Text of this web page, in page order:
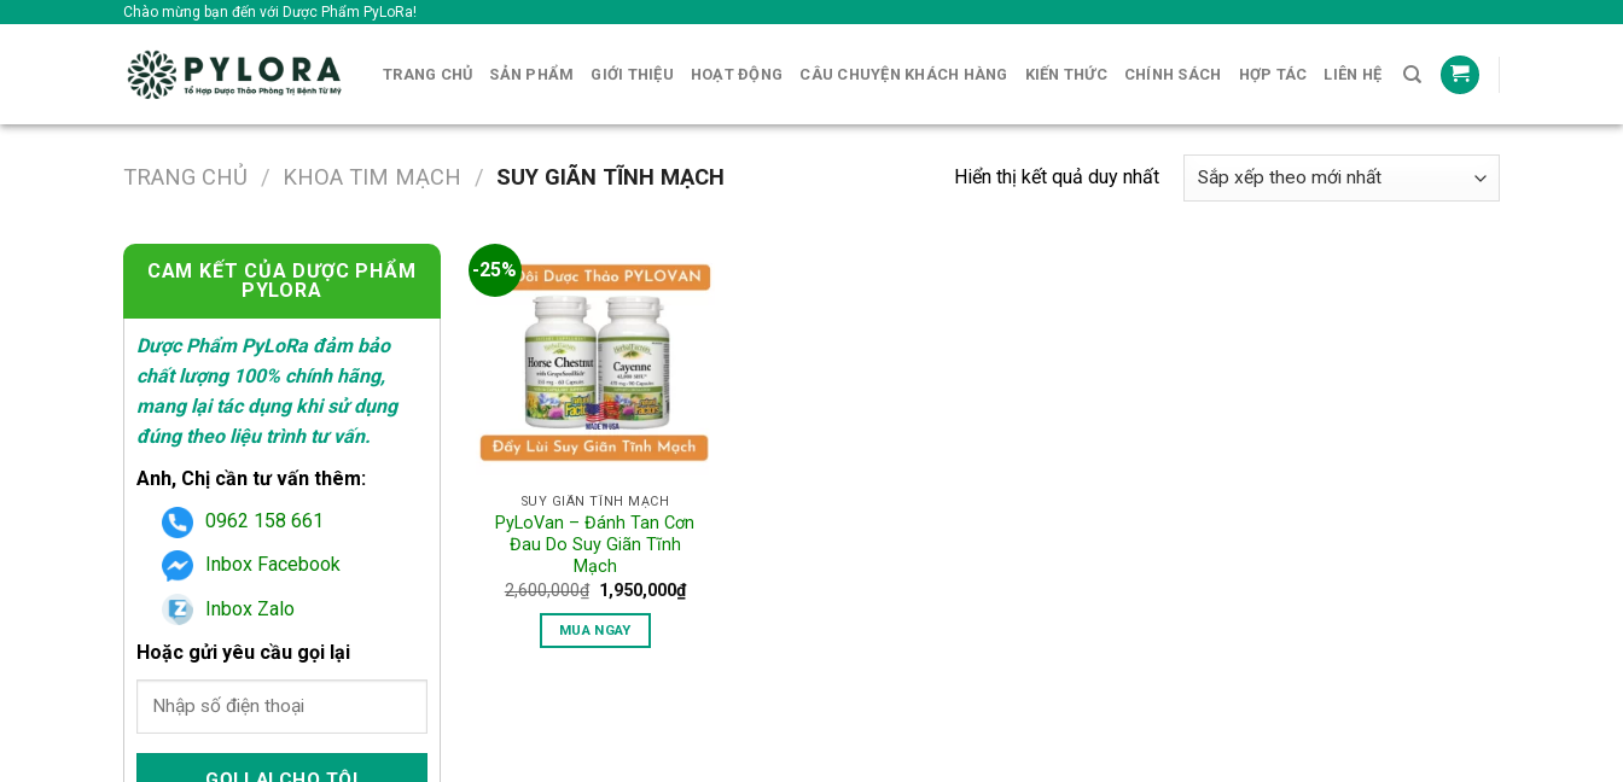
Chào mừng bạn đến với Dược Phẩm PyLoRa!
TRANG CHỦ SẢN PHẨM GIỚI THIỆU HOẠT ĐỘNG CÂU CHUYỆN KHÁCH HÀNG KIẾN THỨC CHÍNH SÁCH HỢP TÁC LIÊN HỆ
TRANG CHỦ / KHOA TIM MẠCH / SUY GIÃN TĨNH MẠCH Hiển thị kết quả duy nhất
CAM KẾT CỦA DƯỢC PHẨM
PYLORA
Dược Phẩm PyLoRa đảm bảo
chất lượng 100% chính hãng,
mang lại tác dụng khi sử dụng
đúng theo liệu trình tư vấn.
Anh, Chị cần tư vấn thêm:
0962 158 661
Inbox Facebook
Inbox Zalo
Hoặc gửi yêu cầu gọi lại
-25%
SUY GIÃN TĨNH MẠCH
PyLoVan – Đánh Tan Cơn
Đau Do Suy Giãn Tĩnh
Mạch
2,600,000₫ Giá
gốc
là:
2,600,000₫.
1,950,000₫Giá
hiện
MUA NGAY